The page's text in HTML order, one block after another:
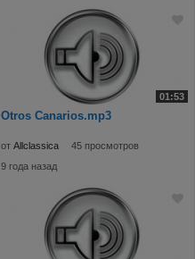
01:53
Otros Canarios.mp3
от Allclassica
45 просмотров
9 года назад